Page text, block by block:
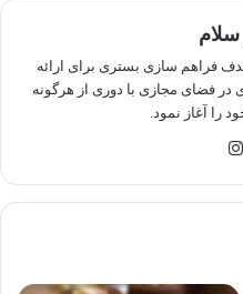
سلام، از سال 1398 با هدف فراهم سازی بستری برای ارائه
فضای مجازی با دوری از هرگونه
را آغاز نمود.
وبسایت